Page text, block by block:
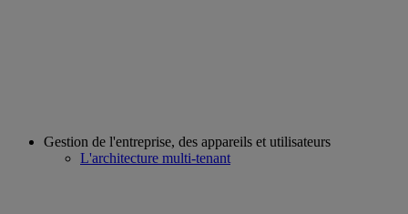
Gestion de l'entreprise, des appareils et utilisateurs
L'architecture multi-tenant